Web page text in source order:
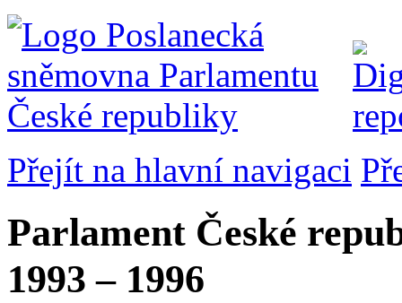
Přejít na hlavní navigaci
Parlament České
1993 – 1996